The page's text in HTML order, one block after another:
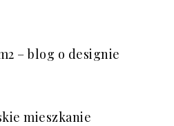
– blog o designie
mieszkanie